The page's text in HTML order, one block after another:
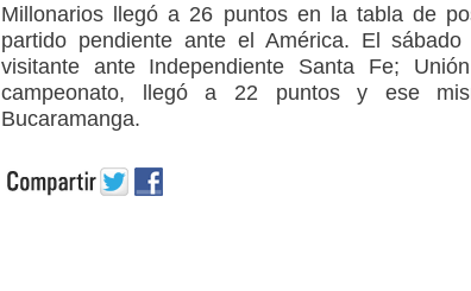
Millonarios llegó a 26 puntos en la tabla de
partido pendiente ante el América. El
visitante ante Independiente Santa Fe;
campeonato, llegó a 22 puntos y ese
Bucaramanga.